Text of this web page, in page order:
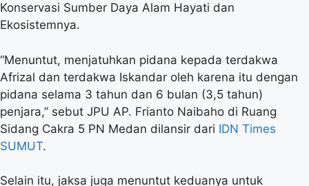
Konservasi Sumber Daya Alam Hayati dan
Ekosistemnya.
“Menuntut, menjatuhkan pidana kepada terdakwa
Afrizal dan terdakwa Iskandar oleh karena itu dengan
pidana selama 3 tahun dan 6 bulan (3,5 tahun)
penjara,” sebut JPU AP. Frianto Naibaho di Ruang
Sidang Cakra 5 PN Medan dilansir dari IDN Times
SUMUT.
Selain itu, jaksa juga menuntut keduanya untuk